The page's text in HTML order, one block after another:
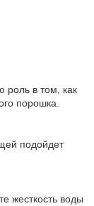
роль в том, как
порошка.
подойдет
жесткость воды